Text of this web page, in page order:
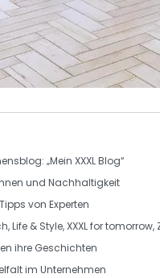
„Mein XXXL Blog“
und Nachhaltigkeit
Tipps von Experten
,Life & Style,XXXL for tomorrow,
ihre Geschichten
im Unternehmen